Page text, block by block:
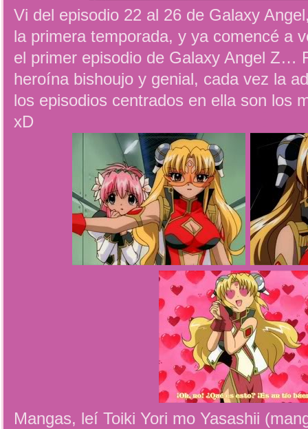
Vi del episodio 22 al 26 de Galaxy
la primera temporada, y ya comencé a
el primer episodio de Galaxy Angel Z…
heroína bishoujo y genial, cada vez la
los episodios centrados en ella son los
xD
Mangas, leí Toiki Yori mo Yasashii